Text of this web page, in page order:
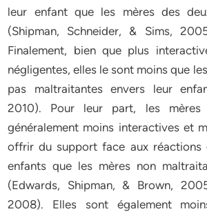
leur enfant que les mères des
(Shipman, Schneider, & Sims,
Finalement, bien que plus
négligentes, elles le sont moins que
pas maltraitantes envers leur
2010). Pour leur part, les mères
généralement moins interactives et
offrir du support face aux réactions
enfants que les mères non
(Edwards, Shipman, & Brown,
2008). Elles sont également